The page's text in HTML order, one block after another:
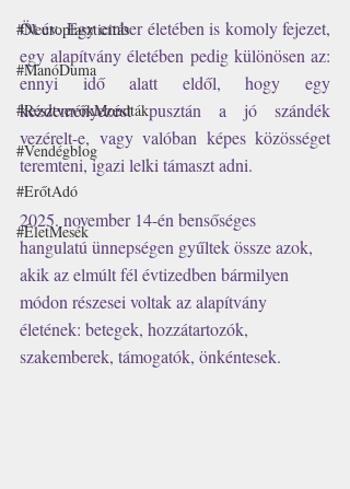
#Neuroplaszticitás
#ManóDuma
#RésztvevőkMondták
#Vendégblog
#ErőtAdó
#ÉletMesék
Öt év. Egy ember életében is komoly fejezet,
egy alapítvány életében pedig különösen az:
ennyi idő alatt eldől, hogy egy
kezdeményezést pusztán a jó szándék
vezérelt-e, vagy valóban képes közösséget
teremteni, igazi lelki támaszt adni.
2025. november 14-én bensőséges
hangulatú ünnepségen gyűltek össze azok,
akik az elmúlt fél évtizedben bármilyen
módon részesei voltak az alapítvány
életének: betegek, hozzátartozók,
szakemberek, támogatók, önkéntesek.